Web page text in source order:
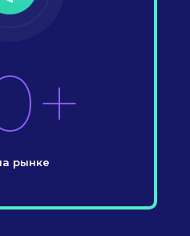
рынке